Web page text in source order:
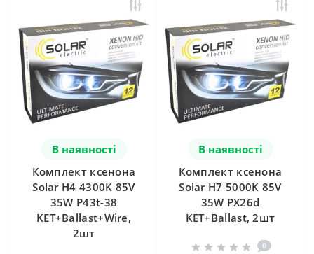
В наявності
Комплект ксенона
Solar H4 4300K 85V
35W P43t-38
KET+Ballast+Wire,
2шт
В наявності
Комплект ксенона
Solar H7 5000K 85V
35W PX26d
KET+Ballast, 2шт
0